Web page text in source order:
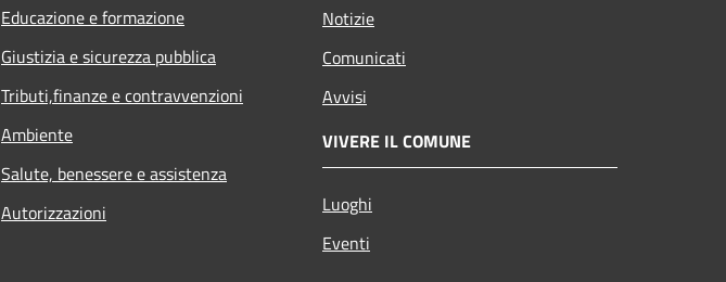
Educazione e formazione
Giustizia e sicurezza pubblica
Tributi,finanze e contravvenzioni
Ambiente
Salute, benessere e assistenza
Autorizzazioni
Notizie
Comunicati
Avvisi
VIVERE IL COMUNE
Luoghi
Eventi